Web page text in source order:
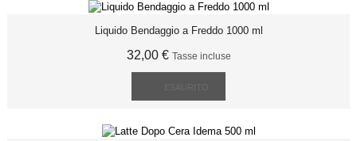
Liquido Bendaggio a Freddo 1000 ml
32,00 € Tasse incluse